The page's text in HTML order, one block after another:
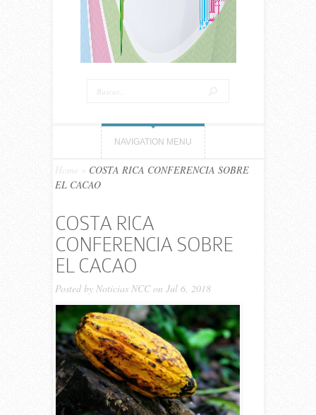
NAVIGATION MENU
Home
COSTA RICA CONFERENCIA SOBRE
EL CACAO
COSTA RICA
CONFERENCIA SOBRE
EL CACAO
Posted by Noticias NCCon Jul 6, 2018